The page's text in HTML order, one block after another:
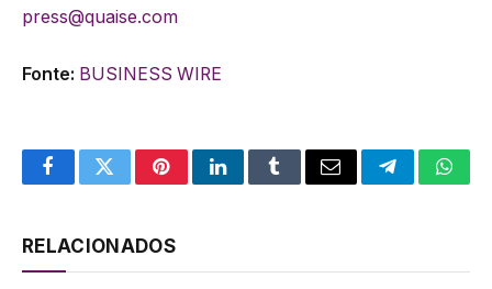
press@quaise.com
Fonte: BUSINESS WIRE
FacebookTwitterPinterestLinkedInTumblrEmail Telegram
RELACIONADOS